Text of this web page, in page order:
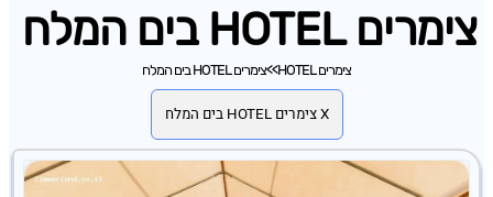
צימרים HOTEL בים המלח
צימרים HOTEL >>צימרים HOTEL בים המלח
X צימרים HOTEL בים המלח